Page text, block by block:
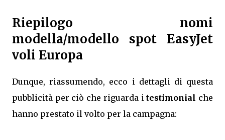
Riepilogo nomi
modella/modello spot EasyJet
voli Europa
Dunque, riassumendo, ecco i dettagli di questa
pubblicità per ciò che riguarda itestimonial che
hanno prestato il volto per la campagna: